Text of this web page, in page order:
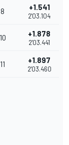
8 +1.541
2'03.104
10 +1.878
2'03.441
11 +1.897
2'03.460